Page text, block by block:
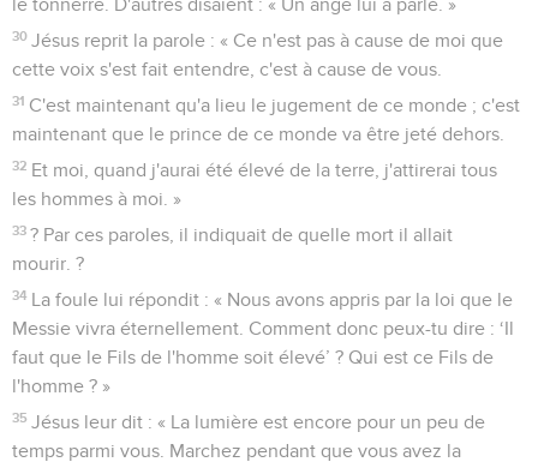
le tonnerre. D'autres disaient : « Un ange lui a parlé. »
30 Jésus reprit la parole : « Ce n'est pas à cause de moi que
cette voix s'est fait entendre, c'est à cause de vous.
31 C'est maintenant qu'a lieu le jugement de ce monde ; c'est
maintenant que le prince de ce monde va être jeté dehors.
32 Et moi, quand j'aurai été élevé de la terre, j'attirerai tous
les hommes à moi. »
33 ? Par ces paroles, il indiquait de quelle mort il allait
mourir. ?
34 La foule lui répondit : « Nous avons appris par la loi que le
Messie vivra éternellement. Comment donc peux-tu dire : ‘Il
faut que le Fils de l'homme soit élevé’ ? Qui est ce Fils de
l'homme ? »
35 Jésus leur dit : « La lumière est encore pour un peu de
temps parmi vous. Marchez pendant que vous avez la